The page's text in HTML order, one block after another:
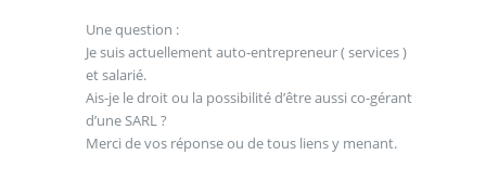
Une question :
Je suis actuellement auto-entrepreneur ( services )
et salarié.
Ais-je le droit ou la possibilité d’être aussi co-gérant
d’une SARL ?
Merci de vos réponse ou de tous liens y menant.